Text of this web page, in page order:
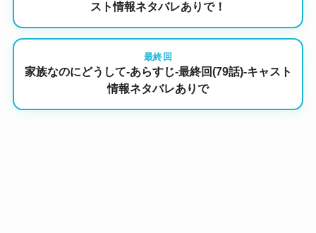
スト情報ネタバレありで！
最終回
家族なのにどうして-あらすじ-最終回(79話)-キャスト
情報ネタバレありで